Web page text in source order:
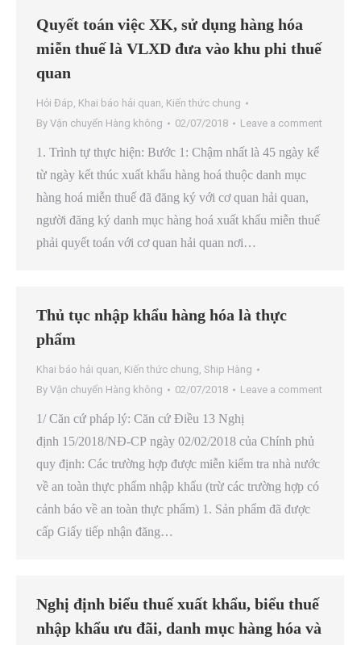
Quyết toán việc XK, sử dụng hàng hóa
miễn thuế là VLXD đưa vào khu phi thuế
quan
Hỏi Đáp, Khai báo hải quan, Kiến thức chung
By Vận chuyển Hàng không 02/07/2018 Leave a comment
1. Trình tự thực hiện: Bước 1: Chậm nhất là 45 ngày kể
từ ngày kết thúc xuất khẩu hàng hoá thuộc danh mục
hàng hoá miễn thuế đã đăng ký với cơ quan hải quan,
người đăng ký danh mục hàng hoá xuất khẩu miễn thuế
phải quyết toán với cơ quan hải quan nơi…
Thủ tục nhập khẩu hàng hóa là thực
phẩm
Khai báo hải quan, Kiến thức chung, Ship Hàng
By Vận chuyển Hàng không 02/07/2018 Leave a comment
1/ Căn cứ pháp lý: Căn cứ Điều 13 Nghị
định 15/2018/NĐ-CP ngày 02/02/2018 của Chính phủ
quy định: Các trường hợp được miễn kiểm tra nhà nước
về an toàn thực phẩm nhập khẩu (trừ các trường hợp có
cảnh báo về an toàn thực phẩm) 1. Sản phẩm đã được
cấp Giấy tiếp nhận đăng…
Nghị định biểu thuế xuất khẩu, biểu thuế
nhập khẩu ưu đãi, danh mục hàng hóa và